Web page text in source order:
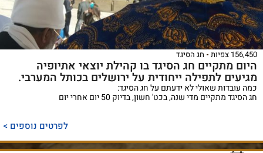
156,450 צפיות חג הסיגד
היום מתקיים חג הסיגד בו קהילת יוצאי אתיופיה
מגיעים לתפילה ייחודית על ירושלים בכותל המערבי.
כמה עובדות שאולי לא ידעתם על חג הסיגד:
חג הסיגד מתקיים מדי שנה, בכט' חשון, בדיוק 50 יום אחרי יום
לפרטים נוספים >